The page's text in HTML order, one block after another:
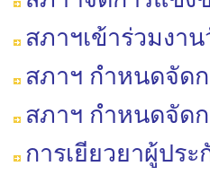
สภาฯเข้าร่วมงา
สภาฯ กำหนดจัด
สภาฯ กำหนดจัด
การเยียวยาผู้ปร